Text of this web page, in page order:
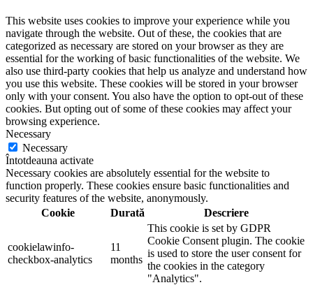
This website uses cookies to improve your experience while you
navigate through the website. Out of these, the cookies that are
categorized as necessary are stored on your browser as they are
essential for the working of basic functionalities of the website. We
also use third-party cookies that help us analyze and understand how
you use this website. These cookies will be stored in your browser
only with your consent. You also have the option to opt-out of these
cookies. But opting out of some of these cookies may affect your
browsing experience.
Necessary
Necessary
Întotdeauna activate
Necessary cookies are absolutely essential for the website to
function properly. These cookies ensure basic functionalities and
security features of the website, anonymously.
Cookie
Durată Descriere
cookielawinfo-
checkbox-analytics
11
months
This cookie is set by GDPR
Cookie Consent plugin. The cookie
is used to store the user consent for
the cookies in the category
"Analytics".